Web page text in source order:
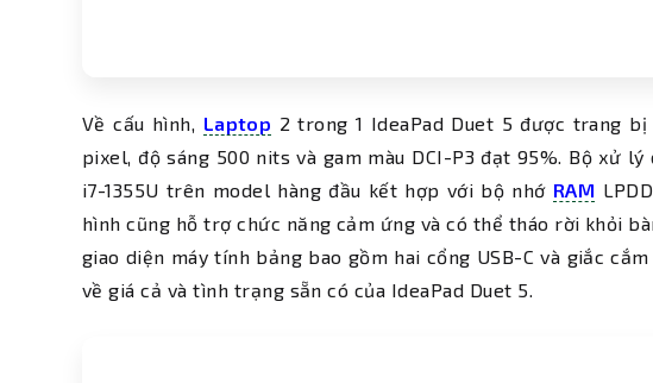
Về cấu hình, Laptop 2 trong 1 IdeaPad Duet 5 được trang
pixel, độ sáng 500 nits và gam màu DCI-P3 đạt 95%. Bộ xử lý
i7-1355U trên model hàng đầu kết hợp với bộ nhớ RAM
hình cũng hỗ trợ chức năng cảm ứng và có thể tháo rời khỏi
giao diện máy tính bảng bao gồm hai cổng USB-C và giắc
về giá cả và tình trạng sẵn có của IdeaPad Duet 5.